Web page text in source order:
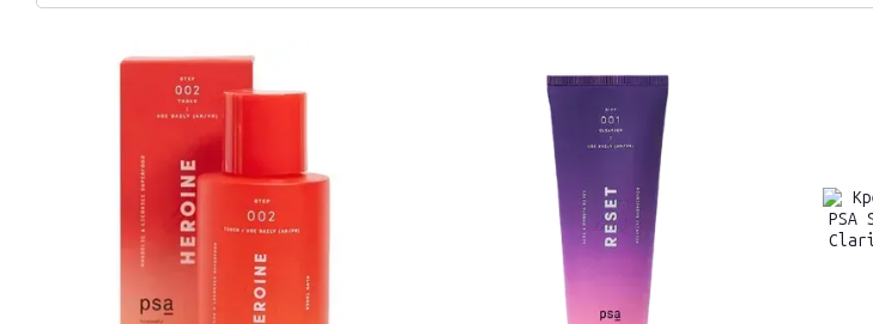
доступна вартість - можливість комфортно
чистота складів - відсутність шкідливих
фокус бренду на ефективності та наукової
дерматологами формули
принципи етичного й екологічного
тестується на тваринах).